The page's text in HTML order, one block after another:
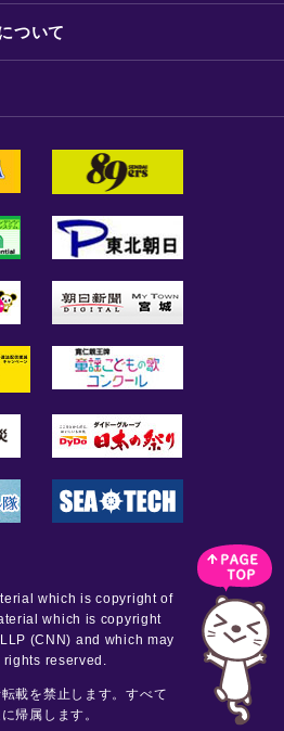
ついて
which is copyright of
which is copyright
(CNN) and which may
reserved.
載を禁止します。すべて
帰属します。